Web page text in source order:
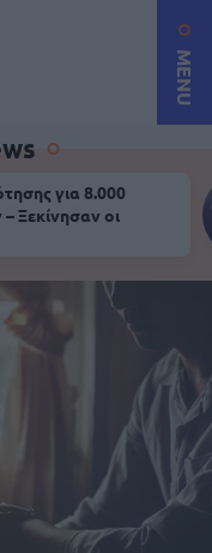
MENU
για 8.000
Ξεκίνησαν οι